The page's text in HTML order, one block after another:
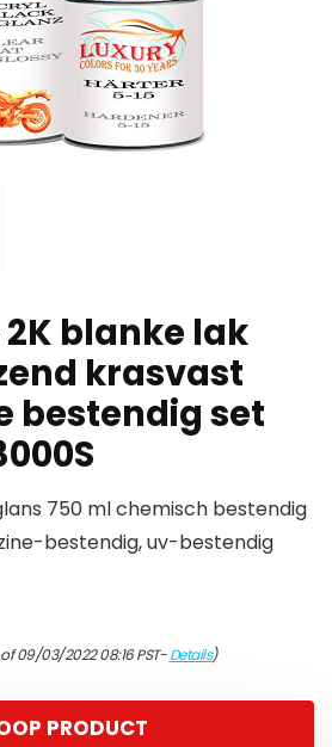
blanke lak
krasvast
bestendig set
750 ml chemisch bestendig
bestendig, uv-bestendig
09/03/2022 08:16 PST-Details)
PRODUCT